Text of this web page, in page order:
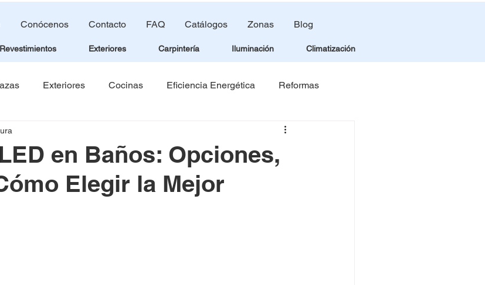
Conócenos Contacto FAQ Catálogos Zonas Blog
Revestimientos Exteriores Carpintería Iluminación Climatización
Exteriores Cocinas Eficiencia Energética Reformas
en Baños: Opciones,
Elegir la Mejor